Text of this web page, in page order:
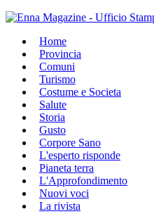
Home
Provincia
Comuni
Turismo
Costume e Societa
Salute
Storia
Gusto
Corpore Sano
L'esperto risponde
Pianeta terra
L'Approfondimento
Nuovi voci
La rivista